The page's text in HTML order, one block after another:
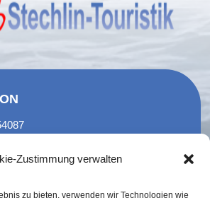
Zustimmung verwalten
zu bieten, verwenden wir Technologien wie